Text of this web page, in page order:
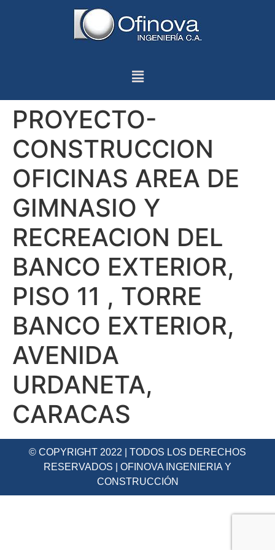
PROYECTO-
CONSTRUCCION
OFICINAS AREA DE
GIMNASIO Y
RECREACION DEL
BANCO EXTERIOR,
PISO 11 , TORRE
BANCO EXTERIOR,
AVENIDA
URDANETA,
CARACAS
© COPYRIGHT 2022 | TODOS LOS DERECHOS
RESERVADOS | OFINOVA INGENIERIA Y
CONSTRUCCIÓN